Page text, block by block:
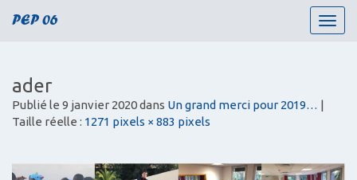
T
o
i
PEP 06
ader
Publié le 9 janvier 2020dans Un grand merci pour 2019… |
Taille réelle : 1271 pixels × 883 pixels